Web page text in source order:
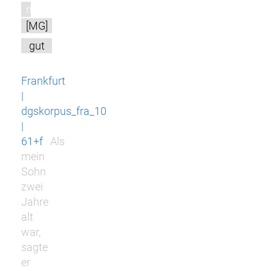
m
[MG]
gut
Frankfurt
|
dgskorpus_fra_10
|
61+f
Als
mein
Sohn
zwei
Jahre
alt
war,
sagte
er